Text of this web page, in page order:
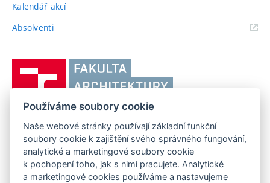
Kalendář akcí
Absolventi(externí
učení
Brně,
Fakulta
architektury
FAKULTA ARCHITEKTURY VUT V BRNĚ
Poříčí 273/5, 639 00 Brno
Telefon: 54114 6600
www.fa.vutbr.cz
info@fa.vutbr.cz
Používáme soubory cookie
Naše webové stránky používají základní funkční
soubory cookie k zajištění svého správného fungování,
analytické a marketingové soubory cookie
k pochopení toho, jak s nimi pracujete. Analytické
a marketingové cookies používáme a nastavujeme